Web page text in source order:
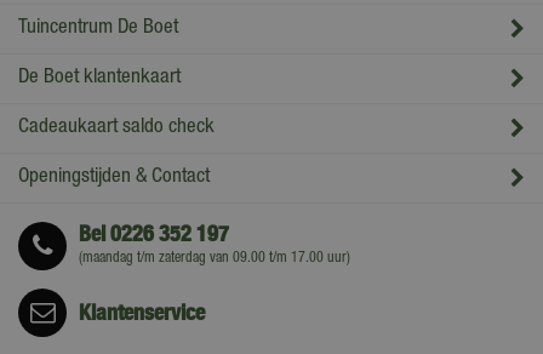
Tuincentrum De Boet
De Boet klantenkaart
Cadeaukaart saldo check
Openingstijden & Contact
Bel0226 352 197
(maandag t/m zaterdag van 09.00 t/m 17.00 uur)
Klantenservice